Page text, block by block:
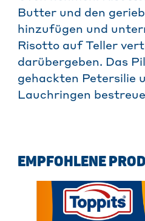
Butter und den
hinzufügen und
Risotto auf Teller
darübergeben. Das
gehackten Petersilie
Lauchringen
EMPFOHLENE